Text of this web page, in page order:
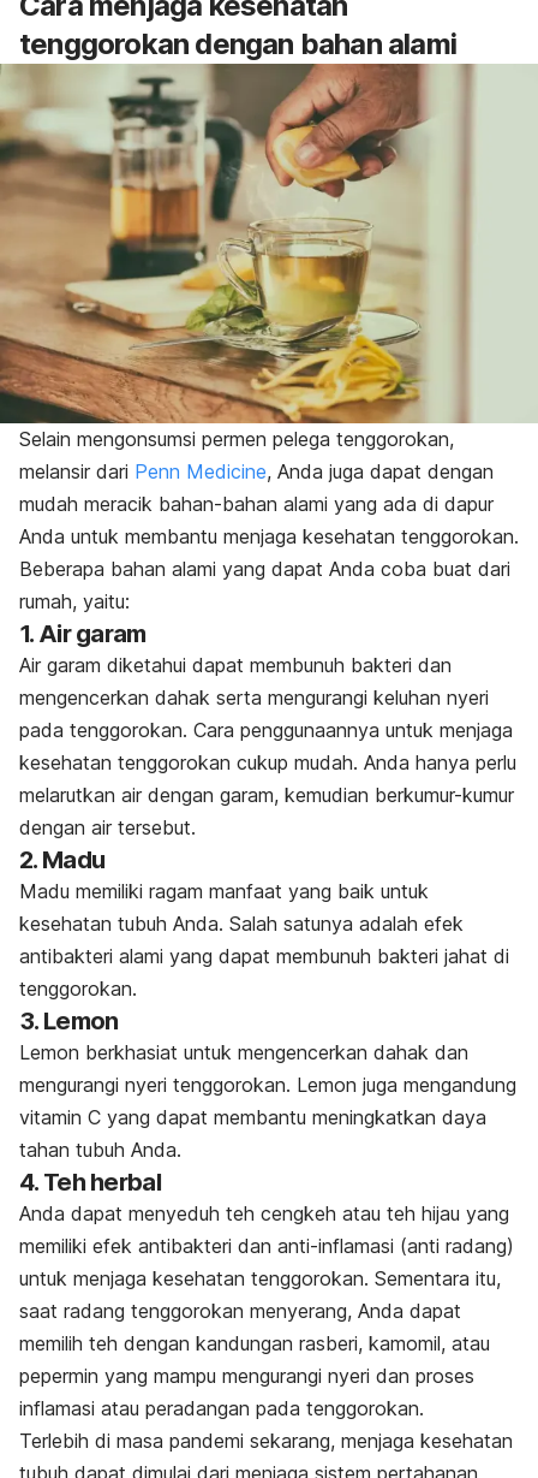
tenggorokan dengan bahan alami
Selain mengonsumsi permen pelega tenggorokan,
melansir dari Penn Medicine, Anda juga dapat dengan
mudah meracik bahan-bahan alami yang ada di dapur
Anda untuk membantu menjaga kesehatan tenggorokan.
Beberapa bahan alami yang dapat Anda coba buat dari
rumah, yaitu:
1. Air garam
Air garam diketahui dapat membunuh bakteri dan
mengencerkan dahak serta mengurangi keluhan nyeri
pada tenggorokan. Cara penggunaannya untuk menjaga
kesehatan tenggorokan cukup mudah. Anda hanya perlu
melarutkan air dengan garam, kemudian berkumur-kumur
dengan air tersebut.
2. Madu
Madu memiliki ragam manfaat yang baik untuk
kesehatan tubuh Anda. Salah satunya adalah efek
antibakteri alami yang dapat membunuh bakteri jahat di
tenggorokan.
3. Lemon
Lemon berkhasiat untuk mengencerkan dahak dan
mengurangi nyeri tenggorokan. Lemon juga mengandung
vitamin C yang dapat membantu meningkatkan daya
tahan tubuh Anda.
4. Teh herbal
Anda dapat menyeduh teh cengkeh atau teh hijau yang
memiliki efek antibakteri dan anti-inflamasi (anti radang)
untuk menjaga kesehatan tenggorokan. Sementara itu,
saat radang tenggorokan menyerang, Anda dapat
memilih teh dengan kandungan rasberi, kamomil, atau
pepermin yang mampu mengurangi nyeri dan proses
inflamasi atau peradangan pada tenggorokan.
Terlebih di masa pandemi sekarang, menjaga kesehatan